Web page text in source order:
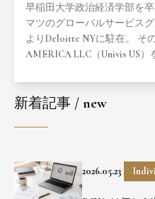
早稲田大学政治経済学部を
マツのグローバルサービス
よりDeloitte NYに駐在。 そ
AMERICA LLC（Univis US）
新着記事 / new
2026.05.23